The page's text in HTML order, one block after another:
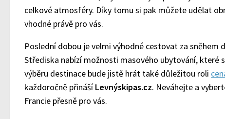
celkové atmosféry. Díky tomu si pak můžete udělat
vhodné právě pro vás.
Poslední dobou je velmi výhodné cestovat za sněhem
Střediska nabízí možnosti masového ubytování, které
výběru destinace bude jistě hrát také důležitou roli
každoročně přinášíLevnýskipas.cz. Neváhejte a
Francie přesně pro vás.